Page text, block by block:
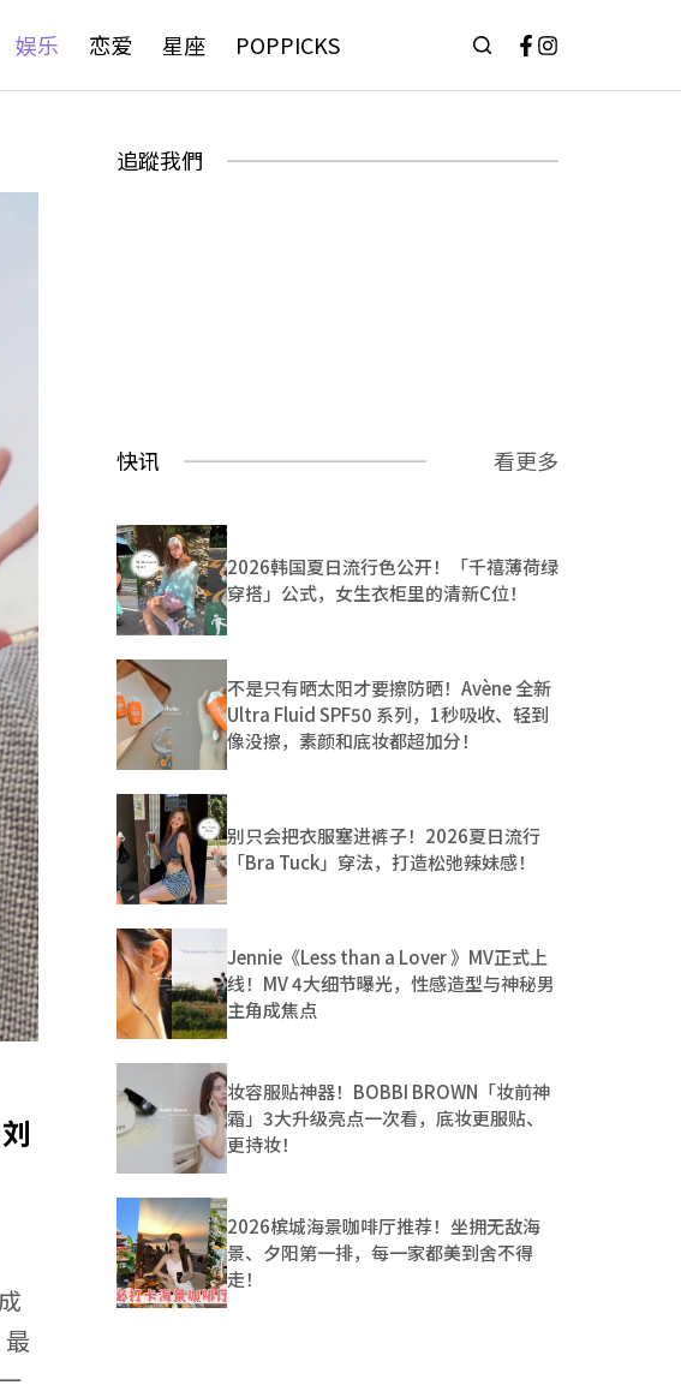
娱乐 恋爱 星座 POPPICKS
追蹤我們
快讯 看更多
2026韩国夏日流行色公开！「千禧薄荷绿
穿搭」公式，女生衣柜里的清新C位！
不是只有晒太阳才要擦防晒！Avène 全新
Ultra Fluid SPF50 系列，1秒吸收、轻到
像没擦，素颜和底妆都超加分！
别只会把衣服塞进裤子！2026夏日流行
「Bra Tuck」穿法，打造松弛辣妹感！
Jennie《Less than a Lover 》MV正式上
线！MV 4大细节曝光，性感造型与神秘男
主角成焦点
妆容服贴神器！BOBBI BROWN「妆前神
霜」3大升级亮点一次看，底妆更服贴、
更持妆！
2026槟城海景咖啡厅推荐！坐拥无敌海
景、夕阳第一排，每一家都美到舍不得
走！